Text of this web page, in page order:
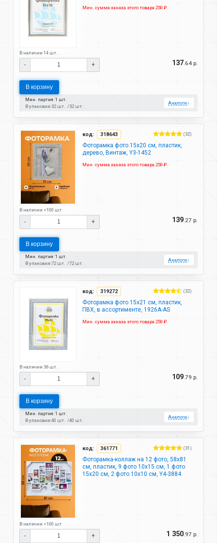
Мин. сумма заказа этого товара 250 ₽.
В наличии 14 шт.
- + 137 .64 р.
В корзину
Мин. партия: 1 шт.
В упаковке:32 шт. 32 шт.
Аналоги↓
код: 318643 (32)
Фоторамка фото 15х20 см, пластик,
дерево, Винтаж, Y3-1452
Мин. сумма заказа этого товара 250 ₽.
В наличии >100 шт.
- + 139 .27 р.
В корзину
Мин. партия: 1 шт.
В упаковке:72 шт. 72 шт.
Аналоги↓
код: 319272 (32)
Фоторамка фото 15х21 см, пластик,
ПВХ, в ассортименте, 1926A-AS
Мин. сумма заказа этого товара 250 ₽.
В наличии 36 шт.
- + 109 .79 р.
В корзину
Мин. партия: 1 шт.
В упаковке:40 шт. 40 шт.
Аналоги↓
код: 361771 (31)
Фоторамка-коллаж на 12 фото, 58х81
см, пластик, 9 фото 10х15 см, 1 фото
15х20 см, 2 фото 10х10 см, Y4-3884
В наличии >100 шт.
- + 1 350 .97 р.